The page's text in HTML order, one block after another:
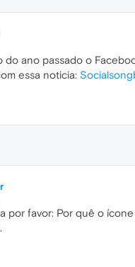
do ano passado o
essa noticia:
por favor: Por quê o